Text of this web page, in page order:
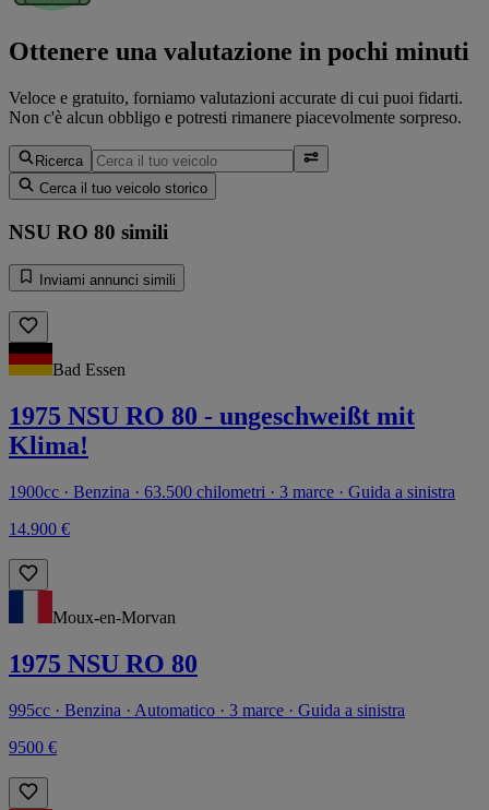
Ottenere una valutazione in pochi minuti
Veloce e gratuito, forniamo valutazioni accurate di cui puoi fidarti.
Non c'è alcun obbligo e potresti rimanere piacevolmente sorpreso.
Ricerca
Cerca il tuo veicolo storico
NSU RO 80 simili
Inviami annunci simili
Bad Essen
1975 NSU RO 80 - ungeschweißt mit
Klima!
1900cc · Benzina · 63.500 chilometri · 3 marce · Guida a sinistra
14.900 €
Moux-en-Morvan
1975 NSU RO 80
995cc · Benzina · Automatico · 3 marce · Guida a sinistra
9500 €